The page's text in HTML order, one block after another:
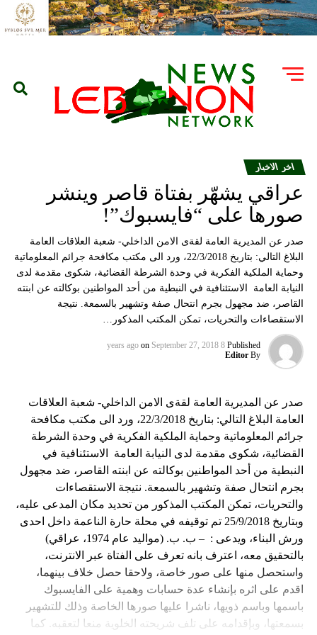
اخر الاخبار
عراقي يشهّر بفتاة قاصر وينشر
صورها على “فايسبوك”!
صدر عن المديرية العامة لقةى الامن الداخلي- شعبة العلاقات العامة
البلاغ التالي: بتاريخ 22/3/2018، ورد الى مكتب مكافحة جرائم المعلوماتية
وحماية الملكية الفكرية في وحدة الشرطة القضائية، شكوى مقدمة لدى
النيابة العامة الاستئنافية في النبطية من أحد المواطنين بوكالته عن ابنته
القاصر، ضد مجهول بجرم انتحال صفة وتشهير بالسمعة. نتيجة
الاستقصاءات والتحريات، تمكن المكتب المذكور…
Published
8 years ago
on September 27, 2018
By
Editor
صدر عن المديرية العامة لقةى الامن الداخلي- شعبة العلاقات
العامة البلاغ التالي: بتاريخ 22/3/2018، ورد الى مكتب مكافحة
جرائم المعلوماتية وحماية الملكية الفكرية في وحدة الشرطة
القضائية، شكوى مقدمة لدى النيابة العامة الاستئنافية في
النبطية من أحد المواطنين بوكالته عن ابنته القاصر، ضد مجهول
بجرم انتحال صفة وتشهير بالسمعة. نتيجة الاستقصاءات
والتحريات، تمكن المكتب المذكور من تحديد مكان المدعى عليه،
وبتاريخ 25/9/2018 تم توقيفه في محلة حارة الناعمة داخل احدى
ورش البناء، ويدعى : – ب. ب. (مواليد عام 1974، عراقي)
بالتحقيق معه، اعترف بانه تعرف على الفتاة عبر الانترنت،
واستحصل منها على صور خاصة، ولاحقا حصل خلاف بينهما،
اقدم على اثره بإنشاء عدة حسابات وهمية على الفايسبوك
باسمها وباسم ذويها، ناشرا عليها صورها الخاصة وذلك للتشهير
بسمعتها، وبإقدامه على تلف شريحته الخلوية منعا لتعقبه. كما